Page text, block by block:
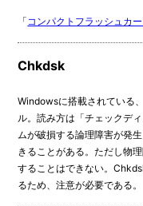
「 コンパクトフラッシュカ
Chkdsk
Windowsに搭載されている
ル。読み方は「チェックデ
ムが破損する論理障害が発
きることがある。ただし物
することはできない。
るため、注意が必要である。